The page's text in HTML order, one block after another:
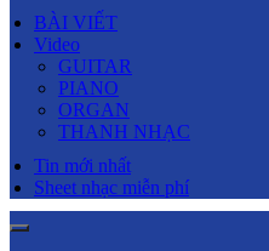
BÀI VIẾT
Video
GUITAR
PIANO
ORGAN
THANH NHẠC
Tin mới nhất
Sheet nhạc miễn phí